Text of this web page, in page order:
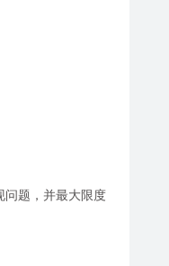
问题，并最大限度